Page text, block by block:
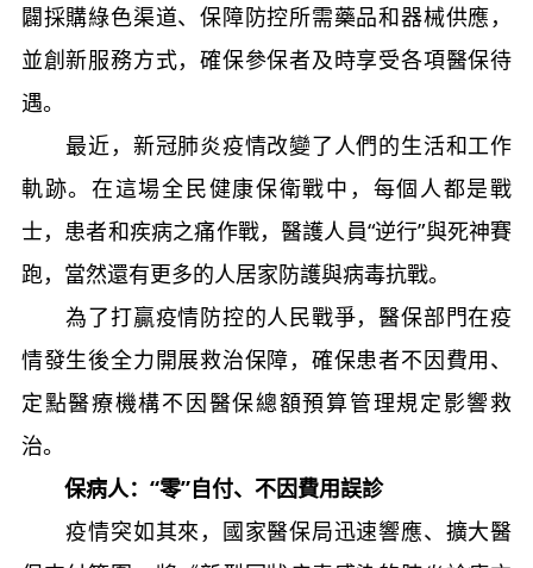
闢採購綠色渠道、保障防控所需藥品和器械供應，
並創新服務方式，確保參保者及時享受各項醫保待
遇。
最近，新冠肺炎疫情改變了人們的生活和工作
軌跡。在這場全民健康保衛戰中，每個人都是戰
士，患者和疾病之痛作戰，醫護人員“逆行”與死神賽
跑，當然還有更多的人居家防護與病毒抗戰。
為了打贏疫情防控的人民戰爭，醫保部門在疫
情發生後全力開展救治保障，確保患者不因費用、
定點醫療機構不因醫保總額預算管理規定影響救
治。
保病人：“零”自付、不因費用誤診
疫情突如其來，國家醫保局迅速響應、擴大醫